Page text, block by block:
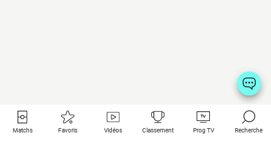
Matchs Favoris Vidéos Classement Prog TV Recherche